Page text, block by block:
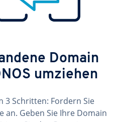
Domain
umziehen
3 Schritten: Fordern Sie
an. Geben Sie Ihre Domain